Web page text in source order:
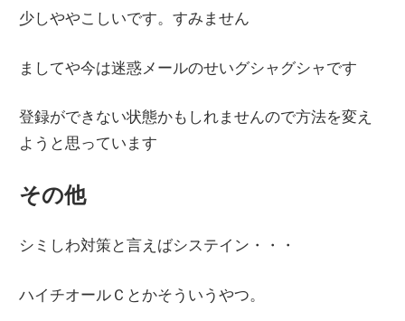
少しややこしいです。すみません
ましてや今は迷惑メールのせいグシャグシャです
登録ができない状態かもしれませんので方法を変え
ようと思っています
その他
シミしわ対策と言えばシステイン・・・
ハイチオールＣとかそういうやつ。